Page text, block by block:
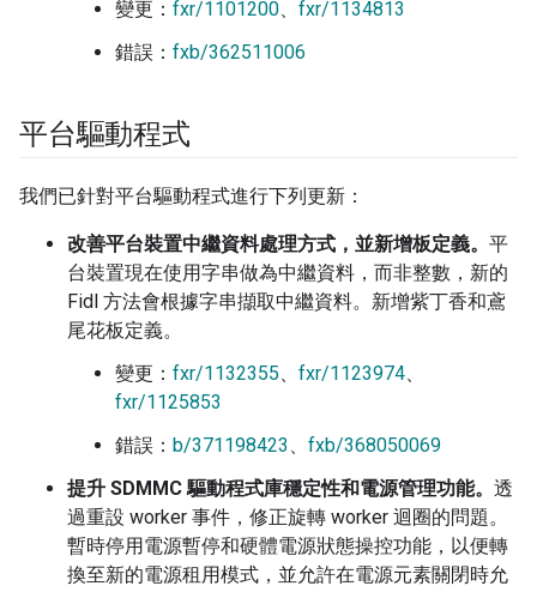
變更： fxr/1101200、 fxr/1134813
錯誤： fxb/362511006
平台驅動程式
我們已針對平台驅動程式進行下列更新：
改善平台裝置中繼資料處理方式，並新增板定義。 平
台裝置現在使用字串做為中繼資料，而非整數，新的
Fidl 方法會根據字串擷取中繼資料。新增紫丁香和鳶
尾花板定義。
變更： fxr/1132355、 fxr/1123974、
fxr/1125853
錯誤： b/371198423 、 fxb/368050069
提升 SDMMC 驅動程式庫穩定性和電源管理功能。 透
過重設 worker 事件，修正旋轉 worker 迴圈的問題。
暫時停用電源暫停和硬體電源狀態操控功能，以便轉
換至新的電源租用模式，並允許在電源元素關閉時允